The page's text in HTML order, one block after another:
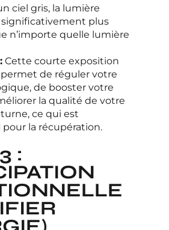
ciel gris, la lumière
plus
n’importe quelle lumière
Cette courte exposition
de réguler votre
de booster votre
la qualité de votre
ce qui est
la récupération.
: